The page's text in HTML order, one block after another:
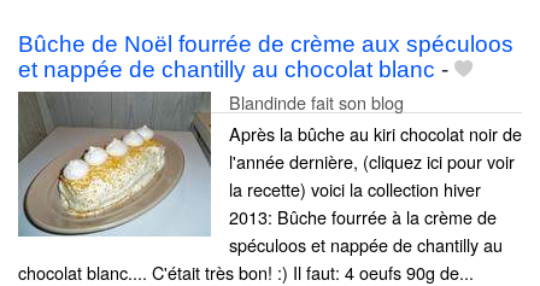
Bûche de Noël fourrée de crème aux spéculoos
et nappée de chantilly au chocolat blanc -
Blandinde fait son blog
Après la bûche au kiri chocolat noir de
l'année dernière, (cliquez ici pour voir
la recette) voici la collection hiver
2013: Bûche fourrée à la crème de
spéculoos et nappée de chantilly au
chocolat blanc.... C'était très bon! :) Il faut: 4 oeufs 90g de...